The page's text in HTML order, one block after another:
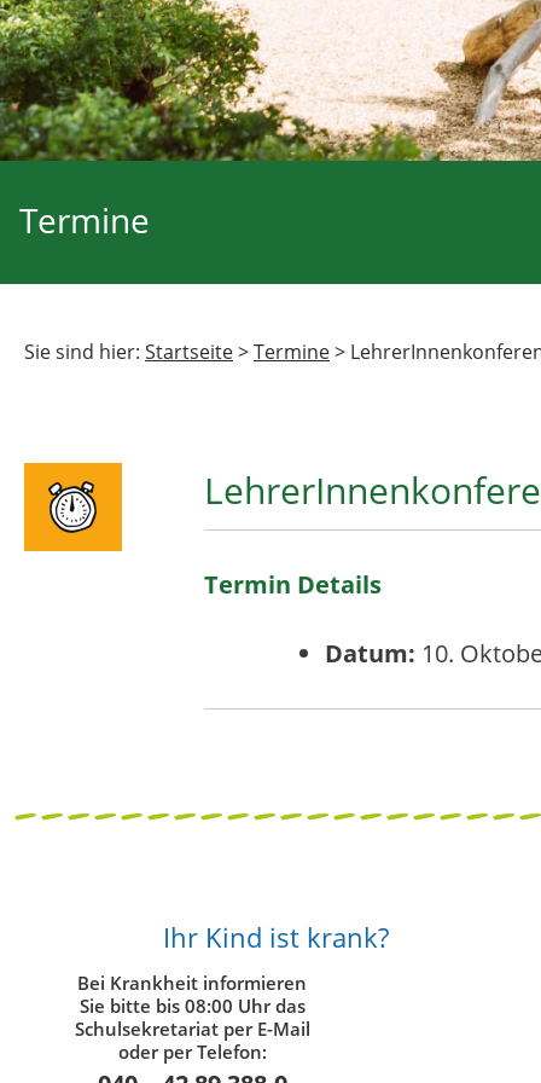
Termine
Sie sind hier: Startseite>Termine>
Termin Details
Datum: 10.
Ihr Kind ist krank?
Bei Krankheit informieren
Sie bitte bis 08:00 Uhr das
Schulsekretariat per E-Mail
oder per Telefon: